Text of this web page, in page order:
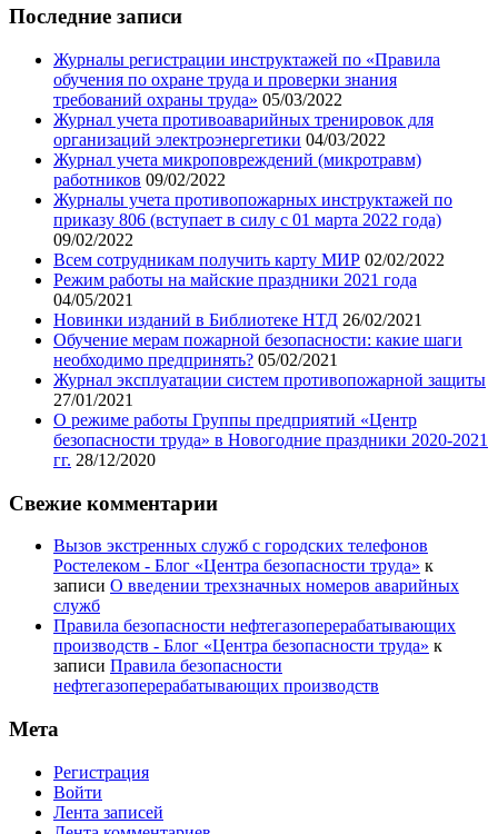
нашего
Последние записи
Журналы регистрации инструктажей по «Правила
обучения по охране труда и проверки знания
требований охраны труда» 05/03/2022
Журнал учета противоаварийных тренировок для
организаций электроэнергетики 04/03/2022
Журнал учета микроповреждений (микротравм)
работников 09/02/2022
Журналы учета противопожарных инструктажей по
приказу 806 (вступает в силу с 01 марта 2022 года)
09/02/2022
Всем сотрудникам получить карту МИР 02/02/2022
Режим работы на майские праздники 2021 года
04/05/2021
Новинки изданий в Библиотеке НТД 26/02/2021
Обучение мерам пожарной безопасности: какие шаги
необходимо предпринять? 05/02/2021
Журнал эксплуатации систем противопожарной защиты
27/01/2021
О режиме работы Группы предприятий «Центр
безопасности труда» в Новогодние праздники 2020-2021
гг. 28/12/2020
Свежие комментарии
Вызов экстренных служб с городских телефонов
Ростелеком - Блог «Центра безопасности труда» к
записи О введении трехзначных номеров аварийных
служб
Правила безопасности нефтегазоперерабатывающих
производств - Блог «Центра безопасности труда» к
записи Правила безопасности
нефтегазоперерабатывающих производств
Мета
Регистрация
Войти
Лента записей